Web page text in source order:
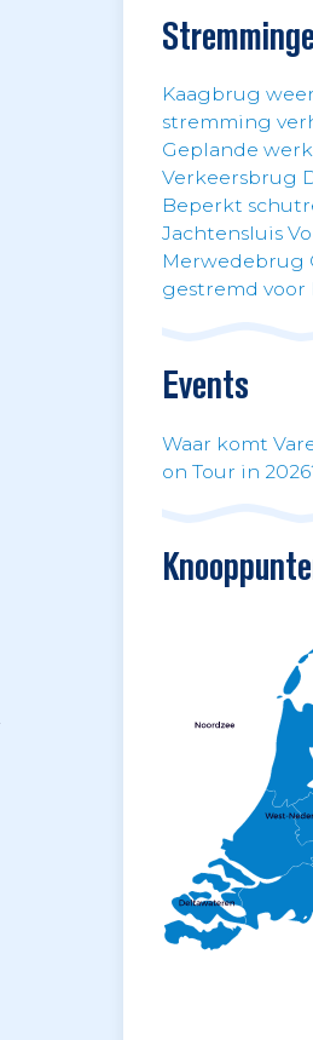
Kaagbrug
stremming
Geplande
Verkeersbrug
Beperkt
Jachtensluis
Merwedebrug
gestremd voor
Events
Waar komt
on Tour in